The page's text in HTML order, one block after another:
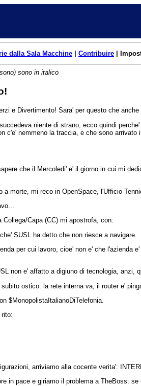
dalla Sala Macchine Contribuire |
sono in italico
e Divertimento! Sara' per questo che
niente di strano, ecco quindi
c'e' nemmeno la traccia, e che sono
che il Mercoledi' e' il giorno in cui mi
morte, mi reco in OpenSpace, l'Ufficio
Capa (CC) mi apostrofa, con:
SUSL ha detto che non riesce a navigare.
per cui lavoro, cioe' non e' che l'azienda
non e' affatto a digiuno di tecnologia, anzi,
ostico: la rete interna va, il router e'
$MonopolistaItalianoDiTelefonia.
arriviamo alla cocente verita':
in pace e giriamo il problema a TheBoss: